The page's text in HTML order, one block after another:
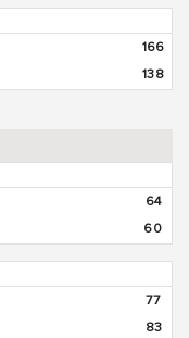
166
138
64
60
77
83